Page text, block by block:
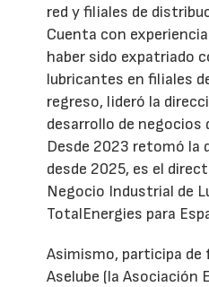
red y filiales de
Cuenta con
haber sido expatriado
lubricantes en filiales
regreso, lideró la
desarrollo de negocios
Desde 2023 retomó la
desde 2025, es el
Negocio Industrial de
TotalEnergies para
Asimismo, participa de
Aselube (la Asociación